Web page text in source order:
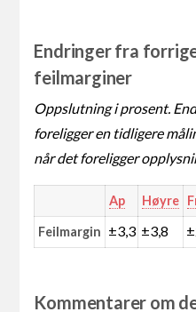
Endringer fra
feilmarginer
Oppslutning i prosent.
foreligger en tidligere
når det foreligger
Ap Høyre
Feilmargin ±3,3 ±3,8
Kommentarer om